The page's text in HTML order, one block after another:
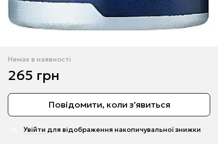
Немає в наявності
265 грн
Повідомити, коли з'явиться
Увійти для відображення накопичувальної знижки